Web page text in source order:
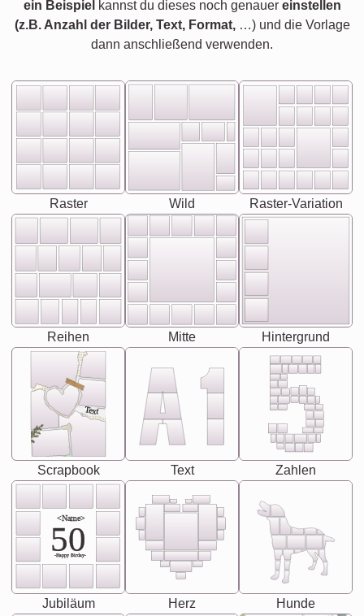
ein Beispiel kannst du dieses noch genauer einstellen
(z.B. Anzahl der Bilder, Text, Format,…) und die Vorlage
dann anschließend verwenden.
Raster Wild Raster-Variation
Reihen Mitte Hintergrund
Text
Scrapbook Text Zahlen
<Name>
50
-Happy Birday-
Jubiläum Herz Hunde